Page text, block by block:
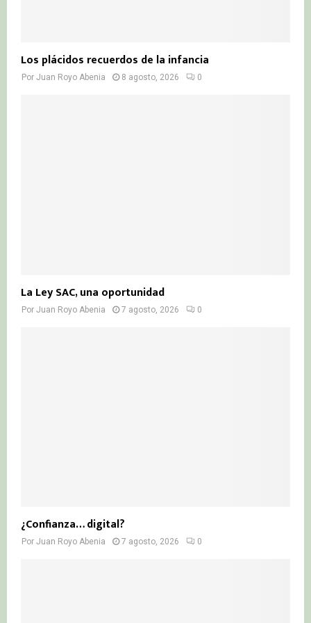
Los plácidos recuerdos de la infancia
Por Juan Royo Abenia 8 agosto, 2026 0
La Ley SAC, una oportunidad
Por Juan Royo Abenia 7 agosto, 2026 0
¿Confianza… digital?
Por Juan Royo Abenia 7 agosto, 2026 0